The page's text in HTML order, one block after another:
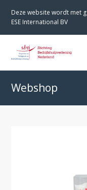
Deze website wordt met
ESE International BV
Webshop